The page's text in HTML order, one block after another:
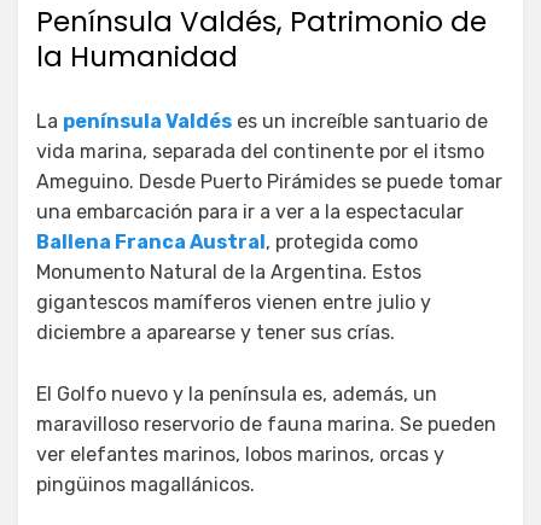
Península Valdés, Patrimonio de
la Humanidad
La península Valdés es un increíble santuario de
vida marina, separada del continente por el itsmo
Ameguino. Desde Puerto Pirámides se puede tomar
una embarcación para ir a ver a la espectacular
Ballena Franca Austral, protegida como
Monumento Natural de la Argentina. Estos
gigantescos mamíferos vienen entre julio y
diciembre a aparearse y tener sus crías.
El Golfo nuevo y la península es, además, un
maravilloso reservorio de fauna marina. Se pueden
ver elefantes marinos, lobos marinos, orcas y
pingüinos magallánicos.